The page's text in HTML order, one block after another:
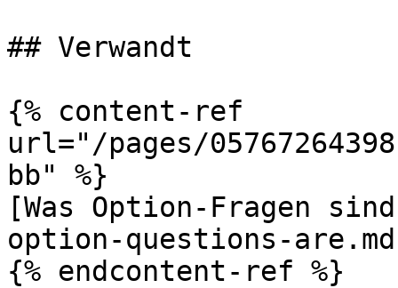
## Verwandt
{% content-ref
url="/pages/
bb" %}
[Was Option-Fragen
option-questions-
{% endcontent-ref %}